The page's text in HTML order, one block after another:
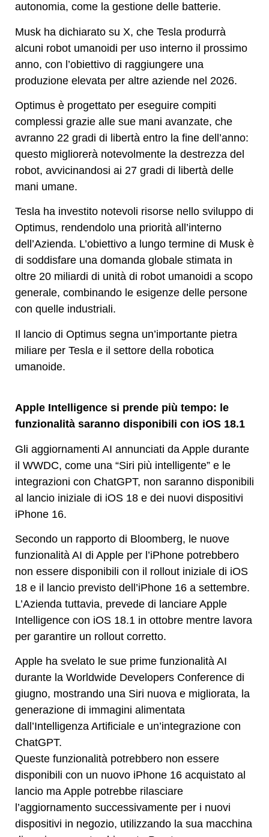
autonomia, come la gestione delle batterie.
Musk ha dichiarato su X, che Tesla produrrà
alcuni robot umanoidi per uso interno il prossimo
anno, con l’obiettivo di raggiungere una
produzione elevata per altre aziende nel 2026.
Optimus è progettato per eseguire compiti
complessi grazie alle sue mani avanzate, che
avranno 22 gradi di libertà entro la fine dell’anno:
questo migliorerà notevolmente la destrezza del
robot, avvicinandosi ai 27 gradi di libertà delle
mani umane.
Tesla ha investito notevoli risorse nello sviluppo di
Optimus, rendendolo una priorità all’interno
dell’Azienda. L’obiettivo a lungo termine di Musk è
di soddisfare una domanda globale stimata in
oltre 20 miliardi di unità di robot umanoidi a scopo
generale, combinando le esigenze delle persone
con quelle industriali.
Il lancio di Optimus segna un’importante pietra
miliare per Tesla e il settore della robotica
umanoide.
Apple Intelligence si prende più tempo: le
funzionalità saranno disponibili con iOS 18.1
Gli aggiornamenti AI annunciati da Apple durante
il WWDC, come una “Siri più intelligente” e le
integrazioni con ChatGPT, non saranno disponibili
al lancio iniziale di iOS 18 e dei nuovi dispositivi
iPhone 16.
Secondo un rapporto di Bloomberg, le nuove
funzionalità AI di Apple per l’iPhone potrebbero
non essere disponibili con il rollout iniziale di iOS
18 e il lancio previsto dell’iPhone 16 a settembre.
L’Azienda tuttavia, prevede di lanciare Apple
Intelligence con iOS 18.1 in ottobre mentre lavora
per garantire un rollout corretto.
Apple ha svelato le sue prime funzionalità AI
durante la Worldwide Developers Conference di
giugno, mostrando una Siri nuova e migliorata, la
generazione di immagini alimentata
dall’Intelligenza Artificiale e un’integrazione con
ChatGPT.
Queste funzionalità potrebbero non essere
disponibili con un nuovo iPhone 16 acquistato al
lancio ma Apple potrebbe rilasciare
l’aggiornamento successivamente per i nuovi
dispositivi in negozio, utilizzando la sua macchina